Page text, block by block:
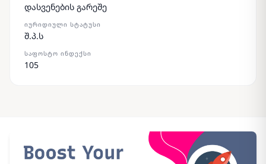
დასვენების გარეშე
ᲘᲣᲠᲘᲓᲘᲣᲚᲘ ᲡᲢᲐᲢᲣᲡᲘ
შ.პ.ს
ᲡᲐᲤᲝᲡᲢᲝ ᲘᲜᲓᲔᲥᲡᲘ
105